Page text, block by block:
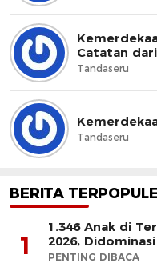
Catatan
Tandaseru
Tandaseru
BERITA
1
1.346 Anak di
2026,
PENTING DIBACA